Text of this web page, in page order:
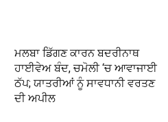
ਮਲਬਾ ਡਿੱਗਣ ਕਾਰਨ ਬਦਰੀਨਾਥ
ਹਾਈਵੇਅ ਬੰਦ, ਚਮੋਲੀ ‘ਚ ਆਵਾਜਾਈ
ਠੱਪ; ਯਾਤਰੀਆਂ ਨੂੰ ਸਾਵਧਾਨੀ ਵਰਤਣ
ਦੀ ਅਪੀਲ